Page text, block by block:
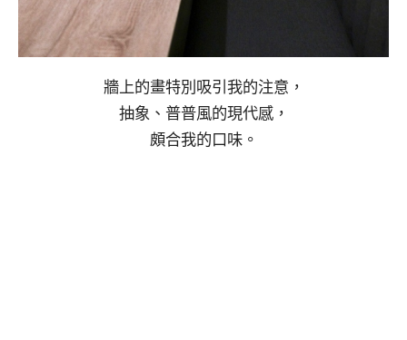
牆上的畫特別吸引我的注意，
抽象、普普風的現代感，
頗合我的口味。